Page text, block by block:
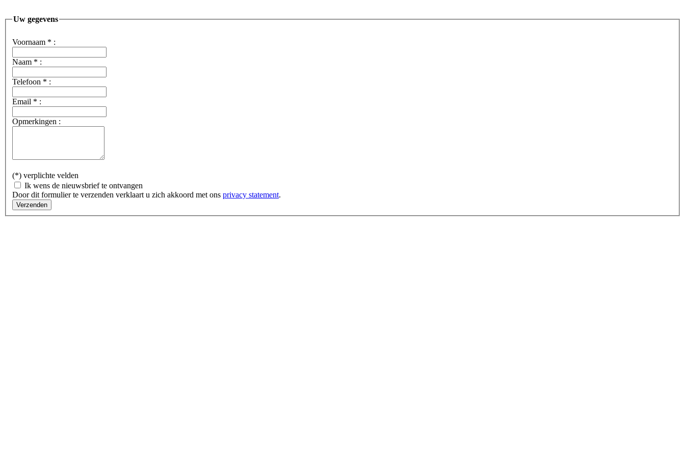
Uw gegevens
Voornaam * :
Naam * :
Telefoon * :
Email * :
Opmerkingen :
(*) verplichte velden
Ik wens de nieuwsbrief te ontvangen
Door dit formulier te verzenden verklaart u zich akkoord met ons privacy statement.
Verzenden